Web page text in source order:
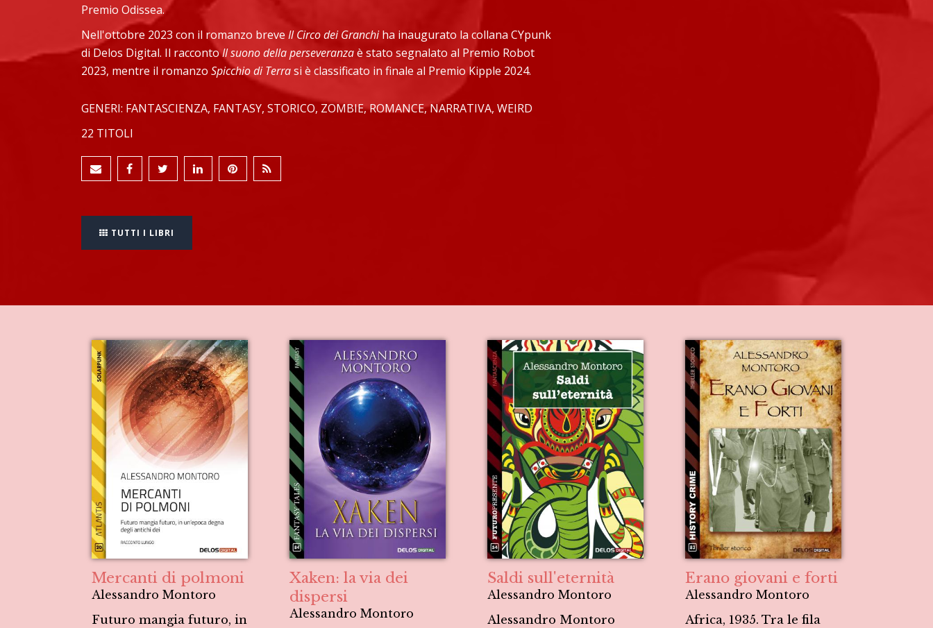
Premio Odissea.
Nell'ottobre 2023 con il romanzo breveIl Circo dei Granchiha inaugurato la collana CYpunk
di Delos Digital. Il raccontoIl suono della perseveranzaè stato segnalato al Premio Robot
2023, mentre il romanzo Spicchio di Terrasi è classificato in finale al Premio Kipple 2024.
GENERI: FANTASCIENZA, FANTASY, STORICO, ZOMBIE, ROMANCE, NARRATIVA, WEIRD
22 TITOLI
TUTTI I LIBRI
Mercanti di polmoni
Alessandro Montoro
Futuro mangia futuro, in
Xaken: la via dei
dispersi
Alessandro Montoro
Saldi sull'eternità
Alessandro Montoro
Alessandro Montoro
Erano giovani e forti
Alessandro Montoro
Africa, 1935. Tra le fila